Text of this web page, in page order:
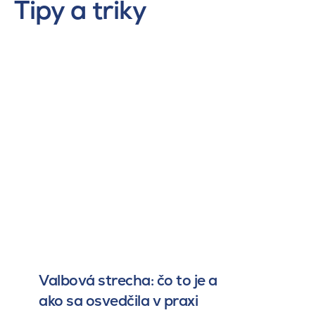
Tipy a triky
Valbová strecha: čo to je a
ako sa osvedčila v praxi